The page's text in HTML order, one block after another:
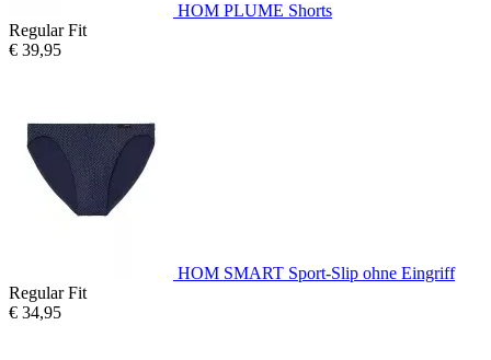
HOM PLUME Shorts
Regular Fit
€ 39,95
HOM SMART Sport-Slip ohne Eingriff
Regular Fit
€ 34,95